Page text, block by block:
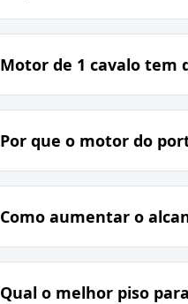
Motor de 1 cavalo tem
Por que o motor do
Como aumentar o
Qual o melhor piso